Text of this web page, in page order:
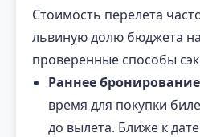
Стоимость перелета
львиную долю бюджета
проверенные способы
Раннее
время для покупки
до вылета. Ближе к